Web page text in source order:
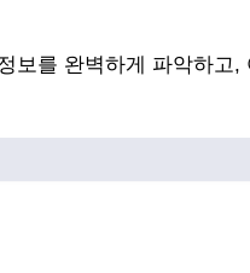
보를 완벽하게 파악하고,